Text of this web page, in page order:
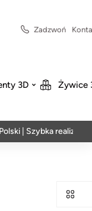
Zadzwoń
3D Żywice
| Szybka realizacja w